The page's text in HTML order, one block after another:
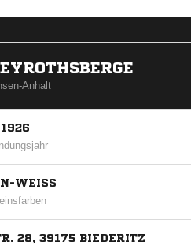
Anhalt
1926
WEISS
28, 39175 BIEDERITZ